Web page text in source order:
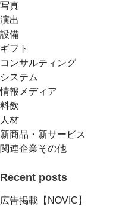
写真
演出
設備
ギフト
コンサルティング
システム
情報メディア
料飲
人材
新商品・新サービス
関連企業その他
Recent posts
広告掲載【NOVIC】